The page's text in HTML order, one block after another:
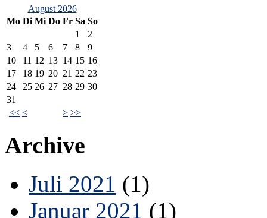
August 2026
Mo Di Mi Do Fr Sa So
1
2
3
4 5 6 7 8
9
10
11 12 13 14 15 16
17
18 19 20 21 22 23
24
25 26 27 28 29 30
31
<< < > >>
Archive
Juli 2021 (1)
Januar 2021 (1)